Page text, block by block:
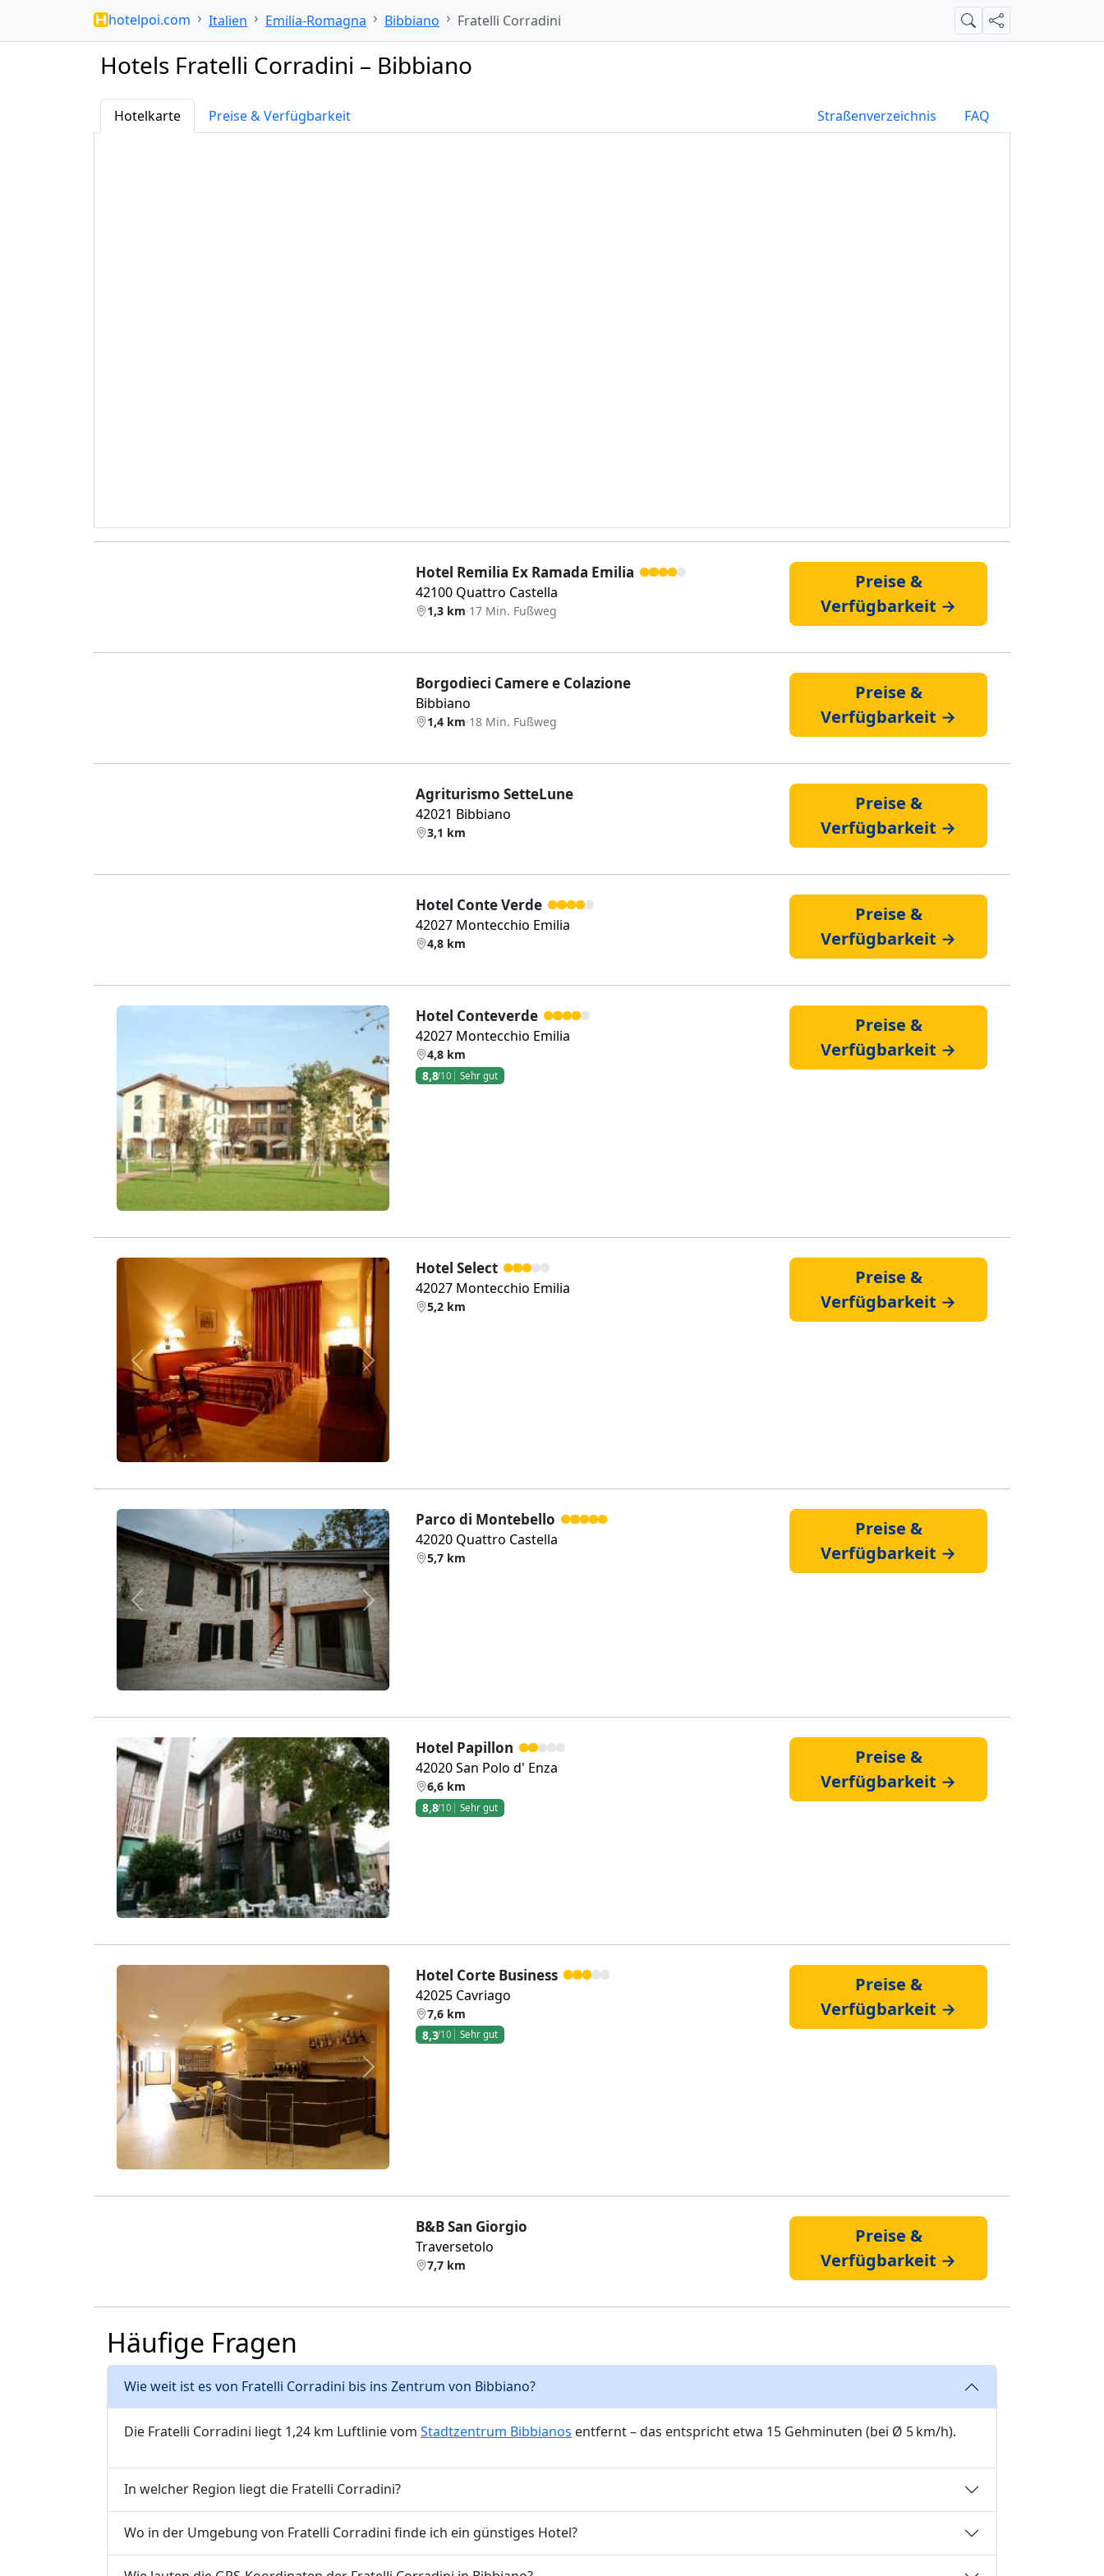
hotelpoi.com Italien Emilia-Romagna Bibbiano Fratelli Corradini SucheTeilen
Hotels Fratelli Corradini – Bibbiano
Hotelkarte Preise & Verfügbarkeit Straßenverzeichnis FAQ
Hotel Remilia Ex Ramada Emilia
42100 Quattro Castella
1,3 km·17 Min. Fußweg
Preise &
Verfügbarkeit →
Borgodieci Camere e Colazione
Bibbiano
1,4 km·18 Min. Fußweg
Preise &
Verfügbarkeit →
Agriturismo SetteLune
42021 Bibbiano
3,1 km
Preise &
Verfügbarkeit →
Hotel Conte Verde
42027 Montecchio Emilia
4,8 km
Preise &
Verfügbarkeit →
Zurück Weiter
Hotel Conteverde
42027 Montecchio Emilia
4,8 km
8,8/10 Sehr gut
Preise &
Verfügbarkeit →
Zurück Weiter
Hotel Select
42027 Montecchio Emilia
5,2 km
Preise &
Verfügbarkeit →
Zurück Weiter
Parco di Montebello
42020 Quattro Castella
5,7 km
Preise &
Verfügbarkeit →
Zurück
Hotel Papillon
42020 San Polo d' Enza
6,6 km
8,8/10 Sehr gut
Preise &
Verfügbarkeit →
Zurück Weiter
Hotel Corte Business
42025 Cavriago
7,6 km
8,3/10 Sehr gut
Preise &
Verfügbarkeit →
B&B San Giorgio
Traversetolo
7,7 km
Preise &
Verfügbarkeit →
Häufige Fragen
Wie weit ist es von Fratelli Corradini bis ins Zentrum von Bibbiano?
Die Fratelli Corradini liegt 1,24 km Luftlinie vom Stadtzentrum Bibbianos entfernt – das entspricht etwa 15 Gehminuten (bei Ø 5 km/h).
In welcher Region liegt die Fratelli Corradini?
Wo in der Umgebung von Fratelli Corradini finde ich ein günstiges Hotel?